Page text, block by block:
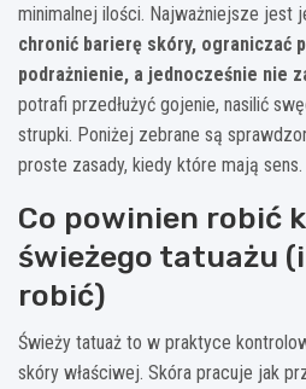
minimalnej ilości. Najważniejsze jest
chronić barierę skóry, ograniczać
podrażnienie, a jednocześnie nie
potrafi przedłużyć gojenie, nasilić
strupki. Poniżej zebrane są
proste zasady, kiedy które mają sens.
Co powinien robić
świeżego tatuażu
robić)
Świeży tatuaż to w praktyce
skóry właściwej. Skóra pracuje jak